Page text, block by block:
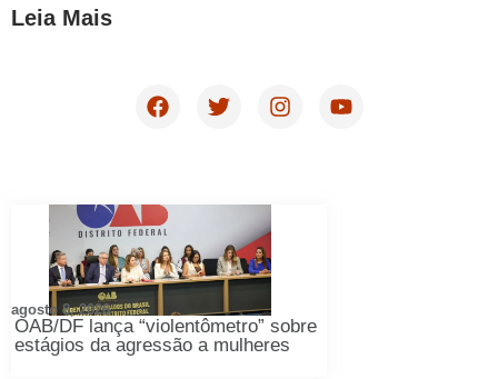
Leia Mais
OAB/DF lança “violentômetro” sobre
estágios da agressão a mulheres
agosto 8, 2026